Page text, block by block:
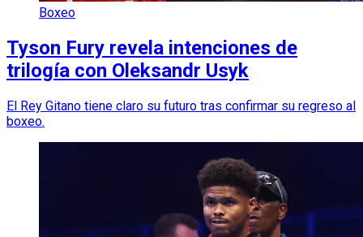
Boxeo
Tyson Fury revela intenciones de
trilogía con Oleksandr Usyk
El Rey Gitano tiene claro su futuro tras confirmar su regreso al
boxeo.